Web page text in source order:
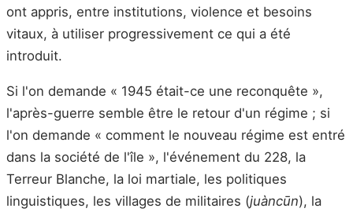
ont appris, entre institutions, violence et besoins
vitaux, à utiliser progressivement ce qui a été
introduit.
Si l'on demande « 1945 était-ce une reconquête »,
l'après-guerre semble être le retour d'un régime ; si
l'on demande « comment le nouveau régime est entré
dans la société de l'île », l'événement du 228, la
Terreur Blanche, la loi martiale, les politiques
linguistiques, les villages de militaires (juàncūn), la